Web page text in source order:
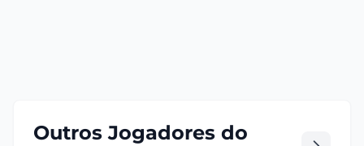
Outros Jogadores do